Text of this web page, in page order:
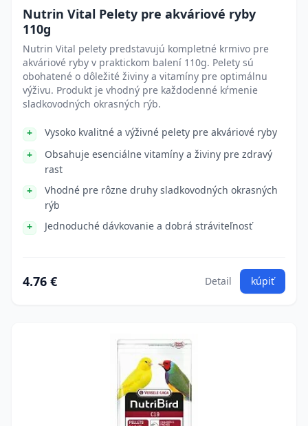
Nutrin Vital Pelety pre akváriové ryby
110g
Nutrin Vital pelety predstavujú kompletné krmivo pre
akváriové ryby v praktickom balení 110g. Pelety sú
obohatené o dôležité živiny a vitamíny pre optimálnu
výživu. Produkt je vhodný pre každodenné kŕmenie
sladkovodných okrasných rýb.
Vysoko kvalitné a výživné pelety pre akváriové ryby
Obsahuje esenciálne vitamíny a živiny pre zdravý
rast
Vhodné pre rôzne druhy sladkovodných okrasných
rýb
Jednoduché dávkovanie a dobrá stráviteľnosť
4.76 € Detail kúpiť